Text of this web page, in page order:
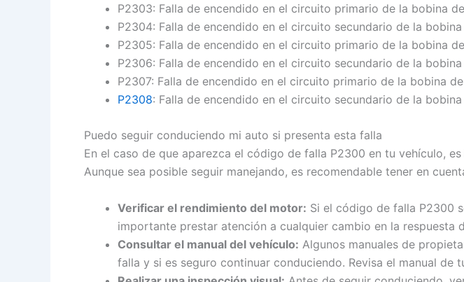
P2303: Falla de encendido en el circuito primario de la bobina
P2304: Falla de encendido en el circuito secundario de la
P2305: Falla de encendido en el circuito primario de la bobina
P2306: Falla de encendido en el circuito secundario de la
P2307: Falla de encendido en el circuito primario de la bobina
P2308: Falla de encendido en el circuito secundario de la
Puedo seguir conduciendo mi auto si presenta esta falla
En el caso de que aparezca el código de falla P2300 en tu vehículo,
Aunque sea posible seguir manejando, es recomendable tener en
Verificar el rendimiento del motor: Si el código de falla P2300
importante prestar atención a cualquier cambio en la
Consultar el manual del vehículo: Algunos manuales de
falla y si es seguro continuar conduciendo. Revisa el manual